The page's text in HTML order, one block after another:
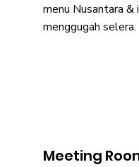
menu Nusantara &
menggugah selera.
Meeting